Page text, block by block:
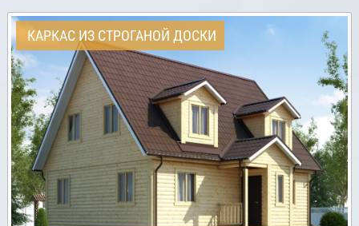
КАРКАС ИЗ СТРОГАНОЙ ДОСКИ